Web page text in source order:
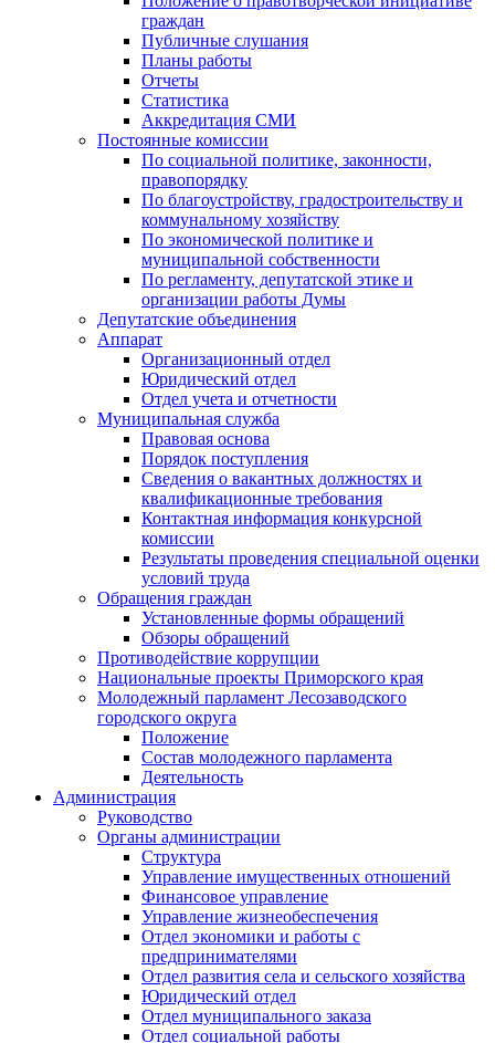
граждан
Публичные слушания
Планы работы
Отчеты
Статистика
Аккредитация СМИ
Постоянные комиссии
По социальной политике, законности,
правопорядку
По благоустройству, градостроительству и
коммунальному хозяйству
По экономической политике и
муниципальной собственности
По регламенту, депутатской этике и
организации работы Думы
Депутатские объединения
Аппарат
Организационный отдел
Юридический отдел
Отдел учета и отчетности
Муниципальная служба
Правовая основа
Порядок поступления
Сведения о вакантных должностях и
квалификационные требования
Контактная информация конкурсной
комиссии
Результаты проведения специальной оценки
условий труда
Обращения граждан
Установленные формы обращений
Обзоры обращений
Противодействие коррупции
Национальные проекты Приморского края
Молодежный парламент Лесозаводского
городского округа
Положение
Состав молодежного парламента
Деятельность
Администрация
Руководство
Органы администрации
Структура
Управление имущественных отношений
Финансовое управление
Управление жизнеобеспечения
Отдел экономики и работы с
предпринимателями
Отдел развития села и сельского хозяйства
Юридический отдел
Отдел муниципального заказа
Отдел социальной работы